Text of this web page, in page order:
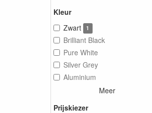
Kleur
Zwart
1
Brilliant Black
Pure White
Silver Grey
Aluminium
Meer
Prijskiezer